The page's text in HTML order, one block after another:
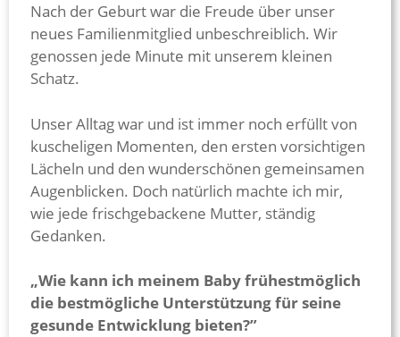
Nach der Geburt war die Freude über unser
neues Familienmitglied unbeschreiblich. Wir
genossen jede Minute mit unserem kleinen
Schatz.
Unser Alltag war und ist immer noch erfüllt von
kuscheligen Momenten, den ersten vorsichtigen
Lächeln und den wunderschönen gemeinsamen
Augenblicken. Doch natürlich machte ich mir,
wie jede frischgebackene Mutter, ständig
Gedanken.
„Wie kann ich meinem Baby frühestmöglich
die bestmögliche Unterstützung für seine
gesunde Entwicklung bieten?”